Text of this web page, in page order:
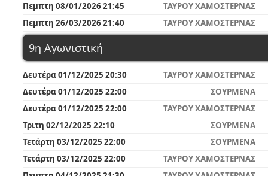
Πεμπτη 08/01/2026 21:45
ΤΑΥΡΟΥ ΧΑΜΟΣΤΕΡΝΑΣ
Πεμπτη 26/03/2026 21:40
ΤΑΥΡΟΥ ΧΑΜΟΣΤΕΡΝΑΣ
9η Αγωνιστική
Δευτέρα 01/12/2025 20:30
ΤΑΥΡΟΥ ΧΑΜΟΣΤΕΡΝΑΣ
Δευτέρα 01/12/2025 22:00
ΣΟΥΡΜΕΝΑ
Δευτέρα 01/12/2025 22:00
ΤΑΥΡΟΥ ΧΑΜΟΣΤΕΡΝΑΣ
Τριτη 02/12/2025 22:10
ΣΟΥΡΜΕΝΑ
Τετάρτη 03/12/2025 22:00
ΣΟΥΡΜΕΝΑ
Τετάρτη 03/12/2025 22:00
ΤΑΥΡΟΥ ΧΑΜΟΣΤΕΡΝΑΣ